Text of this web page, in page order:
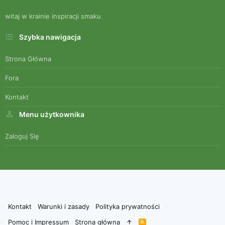
witaj w krainie inspiracji smaku
Szybka nawigacja
Strona Główna
Fora
Kontakt
Menu użytkownika
Zaloguj Się
Kontakt Warunki i zasady
Polityka prywatności
Pomoc i Impressum
Strona główna R